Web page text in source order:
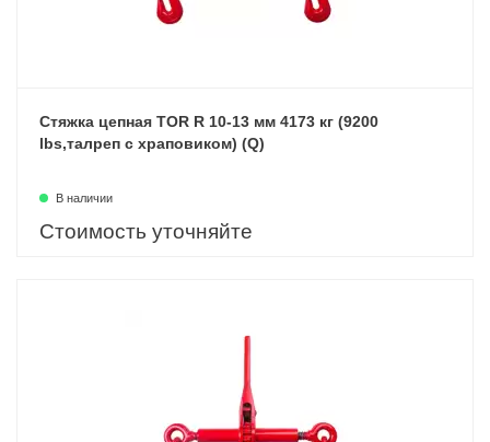
Стяжка цепная TOR R 10-13 мм 4173 кг (9200
lbs,талреп с храповиком) (Q)
В наличии
Стоимость уточняйте